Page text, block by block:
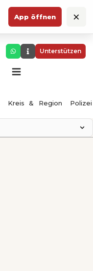
App öffnen ×
Unterstützen
Kreis & Region Polizei